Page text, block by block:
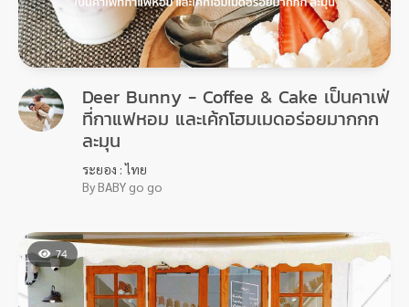
Deer Bunny - Coffee & Cake เป็นคาเฟ่
ที่กาแฟหอม และเค้กโฮมเมดอร่อยมากกก
ละมุน
ระยอง : ไทย
By BABY go go
74